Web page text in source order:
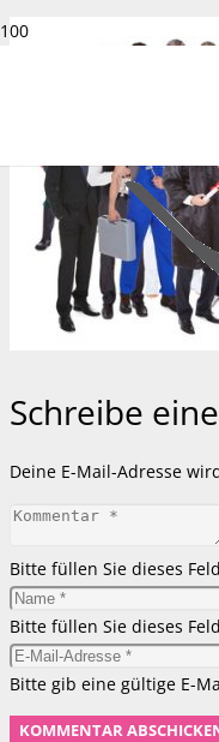
Schreibe
Deine E-Mail-Adresse
Bitte füllen Sie dieses
Bitte füllen Sie dieses
Bitte gib eine gültige E-
KOMMENTAR